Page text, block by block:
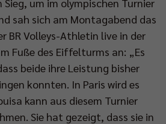
Sieg, um im olympischen Turnier
sah sich am Montagabend das
BR Volleys-Athletin live in der
Fuße des Eiffelturms an: „Es
beide ihre Leistung bisher
konnten. In Paris wird es
kann aus diesem Turnier
Sie hat gezeigt, dass sie in